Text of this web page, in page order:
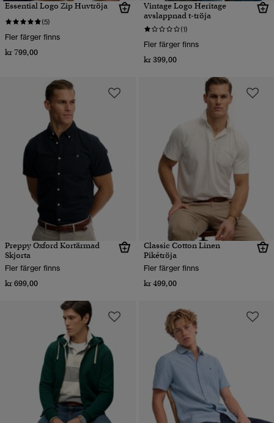
Essential Logo Zip Huvtröja
(5)
Fler färger finns
kr 799,00
Vintage Logo Heritage
avslappnad t-tröja
(1)
Fler färger finns
kr 399,00
Preppy Oxford Kortärmad
Skjorta
Fler färger finns
kr 699,00
Classic Cotton Linen
Pikétröja
Fler färger finns
kr 499,00